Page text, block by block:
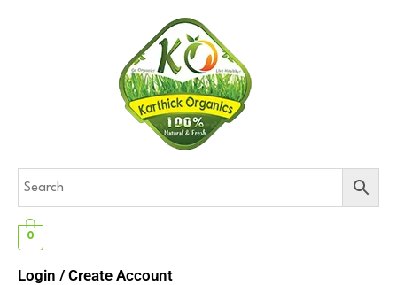
0
Login / Create Account